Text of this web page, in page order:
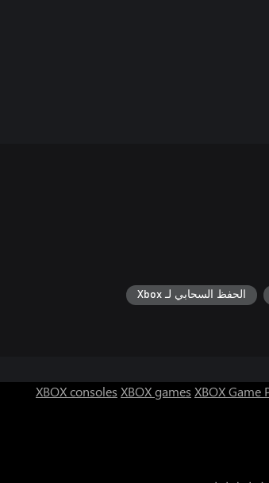
الحفظ السحابي لـ Xbox
XBOX consoles XBOX games XBOX Game